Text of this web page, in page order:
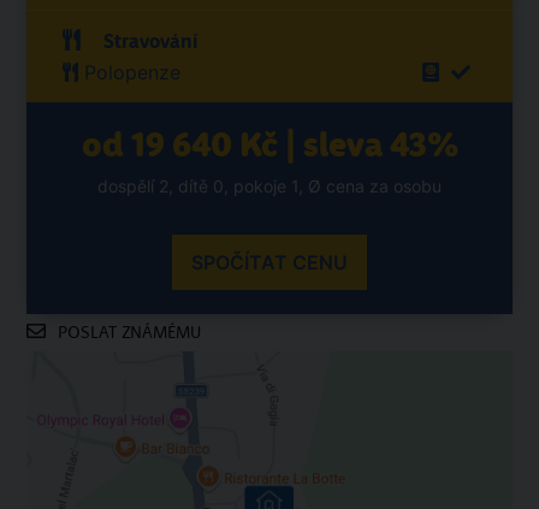
Stravování
Polopenze
od 19 640 Kč | sleva 43%
dospělí 2, dítě 0, pokoje 1, Ø cena za osobu
SPOČÍTAT CENU
POSLAT ZNÁMÉMU